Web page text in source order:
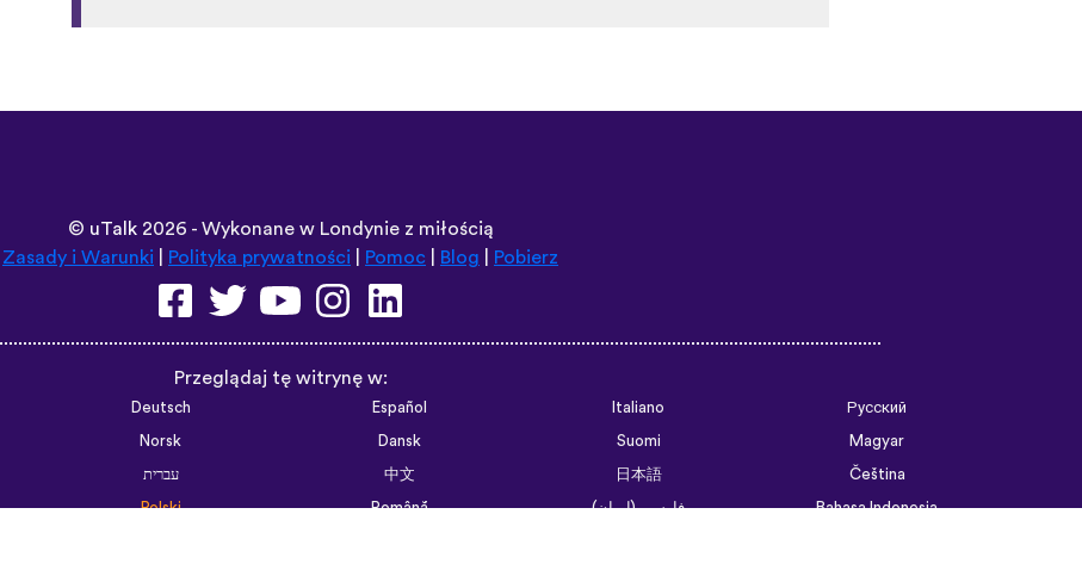
Przeglądaj tę witrynę w:
Deutsch Español Italiano
Русский
Norsk Dansk
עברית 中文 日本語
Čeština
Polski Română فارسی (ایران)
Bahasa Indonesia
한국어 Português do Brasil Українська
العربية الرسمية الحديثة
Монгол
Azərbaycan dili